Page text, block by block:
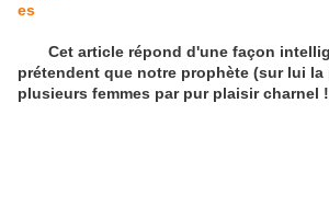
es
Cet article répond d'une façon
prétendent que notre prophète (sur lui la
plusieurs femmes par pur plaisir charnel